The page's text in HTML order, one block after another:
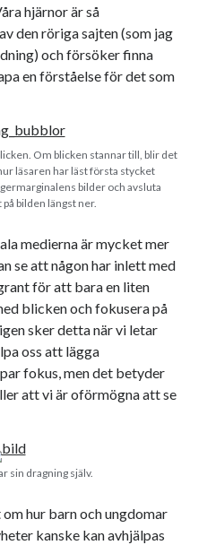
hjärnor är så
den röriga sajten (som jag
och försöker finna
en förståelse för det som
Om blicken stannar till, blir det
läsaren har läst första stycket
bilder och avsluta
bilden längst ner.
medierna är mycket mer
se att någon har inlett med
för att bara en liten
blicken och fokusera på
sker detta när vi letar
oss att lägga
fokus, men det betyder
att vi är oförmögna att se
sin dragning själv.
hur barn och ungdomar
kanske kan avhjälpas